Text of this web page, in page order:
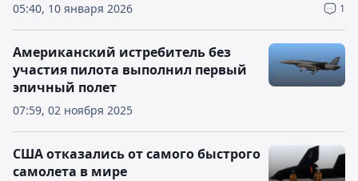
05:40, 10 января 2026 1
07:59, 02 ноября 2025
Американский истребитель без
участия пилота выполнил первый
эпичный полет
США отказались от самого быстрого
самолета в мире